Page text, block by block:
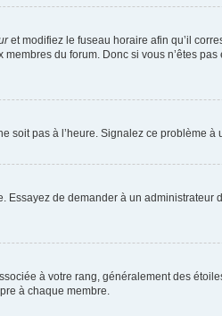
et modifiez le fuseau horaire afin qu’il
du forum. Donc si vous n’êtes
soit pas à l’heure. Signalez ce problème à
de demander à un administrateur
à votre rang, généralement des
à chaque membre.